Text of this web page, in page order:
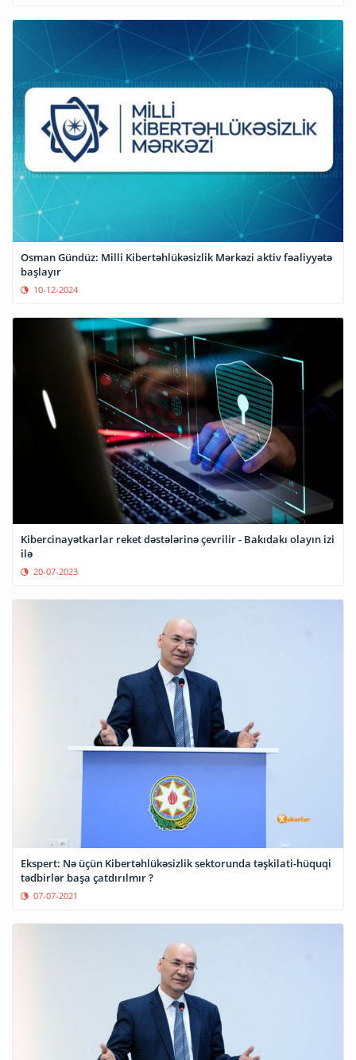
Osman Gündüz: Milli Kibertəhlükəsizlik Mərkəzi aktiv fəaliyyətə
başlayır
10-12-2024
Kibercinayətkarlar reket dəstələrinə çevrilir - Bakıdakı olayın izi
ilə
20-07-2023
Ekspert: Nə üçün Kibertəhlükəsizlik sektorunda təşkilati-hüquqi
tədbirlər başa çatdırılmır ?
07-07-2021